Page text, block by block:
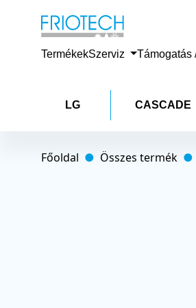
TermékekSzerviz Támogatás
LG CASCADE
Főoldal Összes termék